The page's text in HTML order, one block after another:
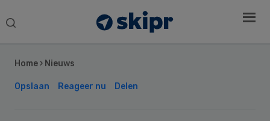
Search
Home › Nieuws
Opslaan Reageer nu Delen
Sidebar